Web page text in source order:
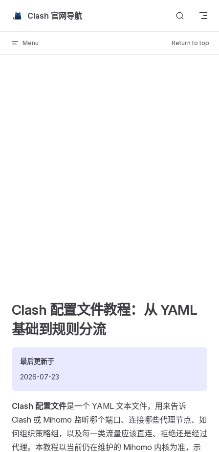
Skip to content
Clash 官网导航
Menu Return to top
Clash 配置文件教程：从 YAML
基础到规则分流
最后更新于
2026-07-23
Clash 配置文件是一个 YAML 文本文件，用来告诉
Clash 或 Mihomo 监听哪个端口、连接哪些代理节点、如
何组织策略组，以及每一类流量应该直连、拒绝还是经过
代理。本教程以当前仍在维护的 Mihomo 内核为准，示